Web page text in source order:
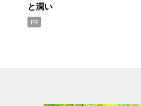
と潤い
PR